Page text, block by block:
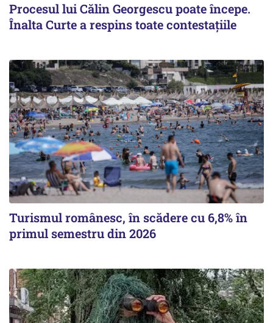
Procesul lui Călin Georgescu poate începe.
Înalta Curte a respins toate contestațiile
Turismul românesc, în scădere cu 6,8% în
primul semestru din 2026